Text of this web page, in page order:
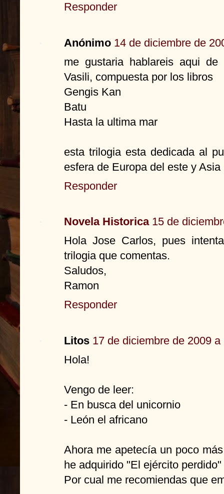
Responder
Anónimo 14 de diciembre de
me gustaria hablareis aqui
Vasili, compuesta por los libros
Gengis Kan
Batu
Hasta la ultima mar
esta trilogia esta dedicada al
esfera de Europa del este y Asia
Responder
Novela Historica 15 de
Hola Jose Carlos, pues
trilogia que comentas.
Saludos,
Ramon
Responder
Litos 17 de diciembre de 2009 a
Hola!
Vengo de leer:
- En busca del unicornio
- León el africano
Ahora me apetecía un poco
he adquirido "El ejército
Por cual me recomiendas que